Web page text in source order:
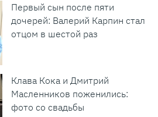
Первый сын после пяти
дочерей: Валерий Карпин стал
отцом в шестой раз
Клава Кока и Дмитрий
Масленников поженились:
фото со свадьбы